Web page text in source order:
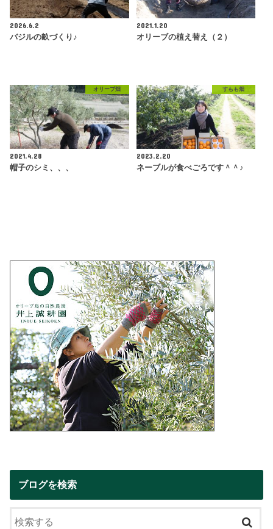
2026.6.2
バジルの畝づくり♪
2021.1.20
オリーブの植え替え（２）
オリーブ畑
2021.4.28
帽子のシミ、、、
すもも畑
2023.2.20
ネーブルが食べごろです＾＾♪
ブログを検索